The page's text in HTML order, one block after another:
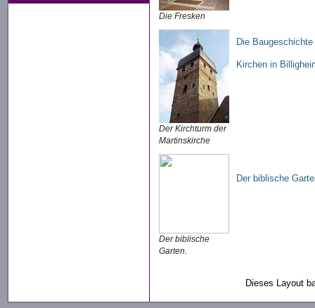
Die Fresken
Der Kirchturm der
Martinskirche
Der biblische
Garten.
Die
Kirchen in
Der biblische
Dieses Layout